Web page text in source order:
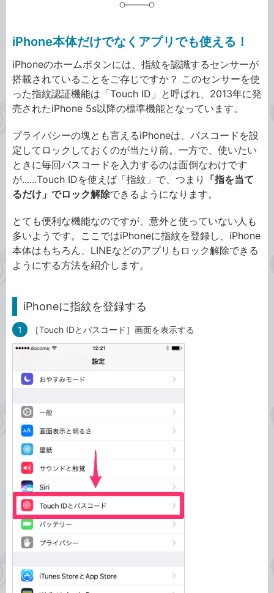
iPhone本体だけでなくアプリでも使える！
iPhoneのホームボタンには、指紋を認識するセンサーが
搭載されていることをご存じですか？ このセンサーを使
った指紋認証機能は「Touch ID」と呼ばれ、2013年に発
売されたiPhone 5s以降の標準機能となっています。
プライバシーの塊とも言えるiPhoneは、パスコードを設
定してロックしておくのが当たり前。一方で、使いたい
ときに毎回パスコードを入力するのは面倒なわけです
が......Touch IDを使えば「指紋」で、つまり
「指を当て
るだけ」でロック解除できるようになります。
とても便利な機能なのですが、意外と使っていない人も
多いようです。ここではiPhoneに指紋を登録し、iPhone
本体はもちろん、LINEなどのアプリもロック解除できる
ようにする方法を紹介します。
iPhoneに指紋を登録する
1 ［Touch IDとパスコード］画面を表示する